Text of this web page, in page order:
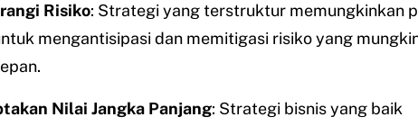
Risiko: Strategi yang terstruktur memungkinkan
mengantisipasi dan memitigasi risiko yang
Nilai Jangka Panjang: Strategi bisnis yang baik